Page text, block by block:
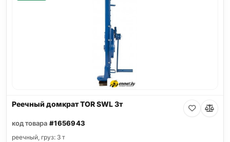
Реечный домкрат TOR SWL 3т
код товара #1656943
реечный, груз: 3 т